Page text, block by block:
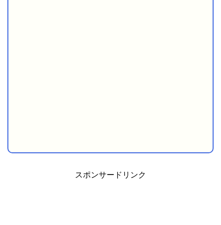
スポンサードリンク